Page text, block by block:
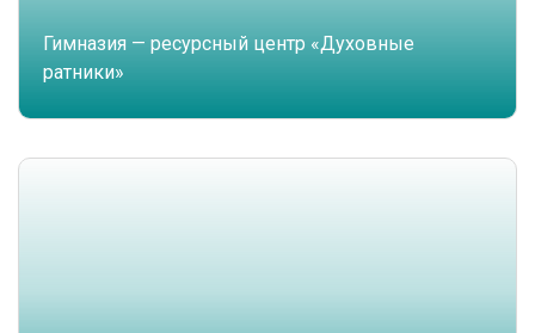
Гимназия — ресурсный центр «Духовные
ратники»